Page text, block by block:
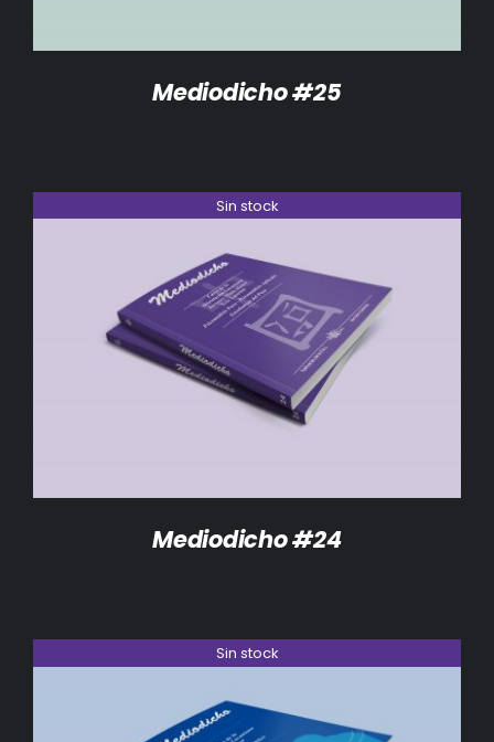
Mediodicho #25
Sin stock
DETALLES
Mediodicho #24
Sin stock